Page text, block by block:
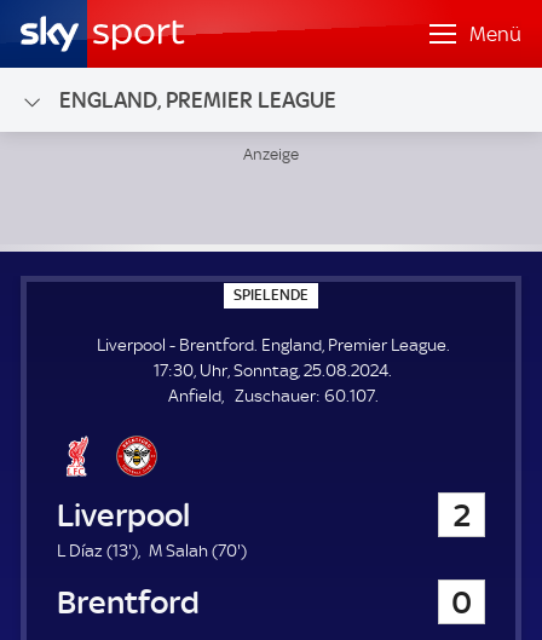
Menü
ENGLAND, PREMIER LEAGUE
SPIELENDE
P
E
L
E
N
Liverpool - Brentford. England, Premier League.
17:30, Uhr, Sonntag, 25.08.2024.
Anfield
Zuschauer: Z
60.107.
Liverpool 2
L Díaz (13'1
.
) M Salah (70'7
)
Brentford 0